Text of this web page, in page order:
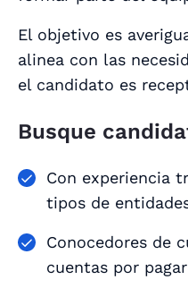
El objetivo es
alinea con las
el candidato es
Busque
Con experiencia
tipos de
Conocedores de
cuentas por pagar